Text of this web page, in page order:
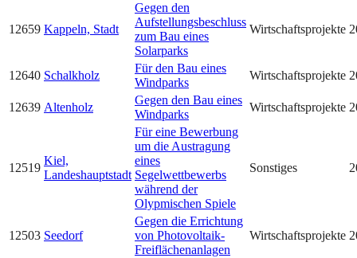
12659 Kappeln, Stadt
Gegen den
Aufstellungsbeschluss
zum Bau eines
Solarparks
Wirtschaftsprojekte
12640 Schalkholz
Für den Bau eines
Windparks
Wirtschaftsprojekte
12639 Altenholz
Gegen den Bau eines
Windparks
Wirtschaftsprojekte
12519
Kiel,
Landeshauptstadt
Für eine Bewerbung
um die Austragung
eines
Segelwettbewerbs
während der
Olypmischen Spiele
Sonstiges
12503 Seedorf
Gegen die Errichtung
von Photovoltaik-
Freiflächenanlagen
Wirtschaftsprojekte